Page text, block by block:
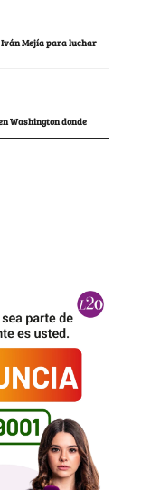
Mejía para luchar
Washington donde